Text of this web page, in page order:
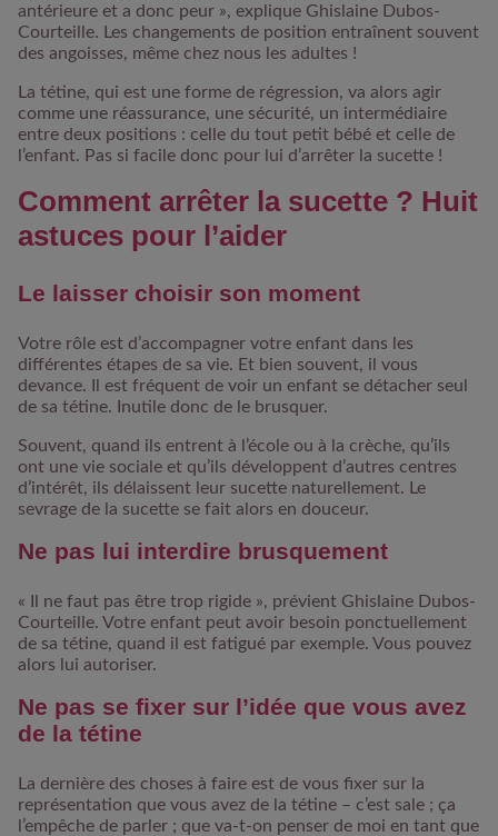
antérieure et a donc peur », explique Ghislaine Dubos-
Courteille. Les changements de position entraînent souvent
des angoisses, même chez nous les adultes !
La tétine, qui est une forme de régression, va alors agir
comme une réassurance, une sécurité, un intermédiaire
entre deux positions : celle du tout petit bébé et celle de
l’enfant. Pas si facile donc pour lui d’arrêter la sucette !
Comment arrêter la sucette ? Huit
astuces pour l’aider
Le laisser choisir son moment
Votre rôle est d’accompagner votre enfant dans les
différentes étapes de sa vie. Et bien souvent, il vous
devance. Il est fréquent de voir un enfant se détacher seul
de sa tétine. Inutile donc de le brusquer.
Souvent, quand ils entrent à l’école ou à la crèche, qu’ils
ont une vie sociale et qu’ils développent d’autres centres
d’intérêt, ils délaissent leur sucette naturellement. Le
sevrage de la sucette se fait alors en douceur.
Ne pas lui interdire brusquement
« Il ne faut pas être trop rigide », prévient Ghislaine Dubos-
Courteille. Votre enfant peut avoir besoin ponctuellement
de sa tétine, quand il est fatigué par exemple. Vous pouvez
alors lui autoriser.
Ne pas se fixer sur l’idée que vous avez
de la tétine
La dernière des choses à faire est de vous fixer sur la
représentation que vous avez de la tétine – c’est sale ; ça
l’empêche de parler ; que va-t-on penser de moi en tant que